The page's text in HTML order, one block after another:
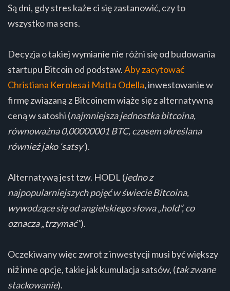
Są dni, gdy stres każe ci się zastanowić, czy to
wszystko ma sens.
Decyzja o takiej wymianie nie różni się od budowania
startupu Bitcoin od podstaw.Aby zacytować
Christiana Kerolesa i Matta Odella, inwestowanie w
firmę związaną z Bitcoinem wiąże się z alternatywną
ceną w satoshi (najmniejsza jednostka bitcoina,
równoważna 0,00000001 BTC, czasem określana
również jako ‘satsy’).
Alternatywą jest tzw. HODL (jedno z
najpopularniejszych pojęć w świecie Bitcoina,
wywodzące się od angielskiego słowa „hold”, co
oznacza „trzymać”).
Oczekiwany więc zwrot z inwestycji musi być większy
niż inne opcje, takie jak kumulacja satsów, (tak zwane
stackowanie).